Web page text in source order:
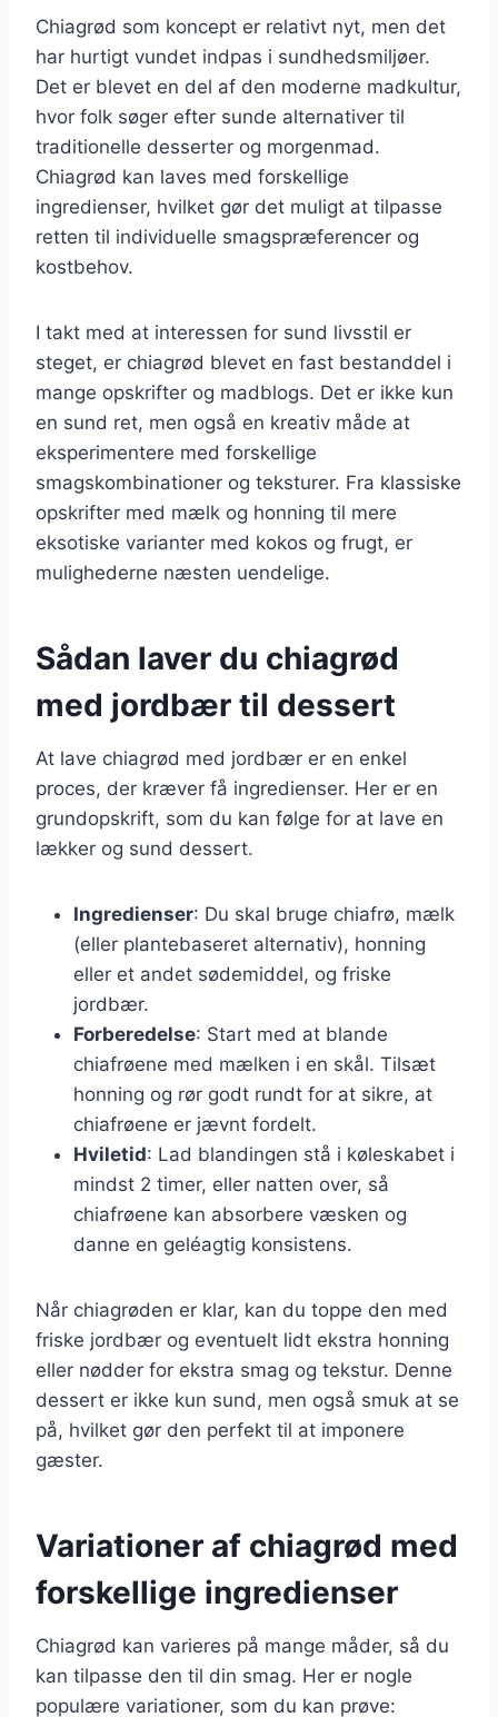
Chiagrød som koncept er relativt nyt, men det
har hurtigt vundet indpas i sundhedsmiljøer.
Det er blevet en del af den moderne madkultur,
hvor folk søger efter sunde alternativer til
traditionelle desserter og morgenmad.
Chiagrød kan laves med forskellige
ingredienser, hvilket gør det muligt at tilpasse
retten til individuelle smagspræferencer og
kostbehov.
I takt med at interessen for sund livsstil er
steget, er chiagrød blevet en fast bestanddel i
mange opskrifter og madblogs. Det er ikke kun
en sund ret, men også en kreativ måde at
eksperimentere med forskellige
smagskombinationer og teksturer. Fra klassiske
opskrifter med mælk og honning til mere
eksotiske varianter med kokos og frugt, er
mulighederne næsten uendelige.
Sådan laver du chiagrød
med jordbær til dessert
At lave chiagrød med jordbær er en enkel
proces, der kræver få ingredienser. Her er en
grundopskrift, som du kan følge for at lave en
lækker og sund dessert.
Ingredienser: Du skal bruge chiafrø, mælk
(eller plantebaseret alternativ), honning
eller et andet sødemiddel, og friske
jordbær.
Forberedelse: Start med at blande
chiafrøene med mælken i en skål. Tilsæt
honning og rør godt rundt for at sikre, at
chiafrøene er jævnt fordelt.
Hviletid: Lad blandingen stå i køleskabet i
mindst 2 timer, eller natten over, så
chiafrøene kan absorbere væsken og
danne en geléagtig konsistens.
Når chiagrøden er klar, kan du toppe den med
friske jordbær og eventuelt lidt ekstra honning
eller nødder for ekstra smag og tekstur. Denne
dessert er ikke kun sund, men også smuk at se
på, hvilket gør den perfekt til at imponere
gæster.
Variationer af chiagrød med
forskellige ingredienser
Chiagrød kan varieres på mange måder, så du
kan tilpasse den til din smag. Her er nogle
populære variationer, som du kan prøve: